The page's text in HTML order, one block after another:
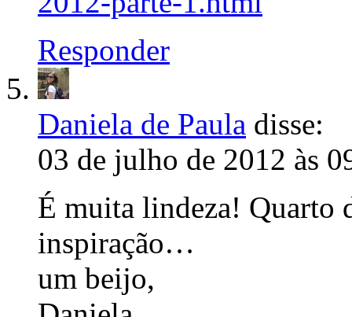
Responder
Daniela de Paula disse:
03 de julho de 2012 às
É muita lindeza! Quarto
inspiração…
um beijo,